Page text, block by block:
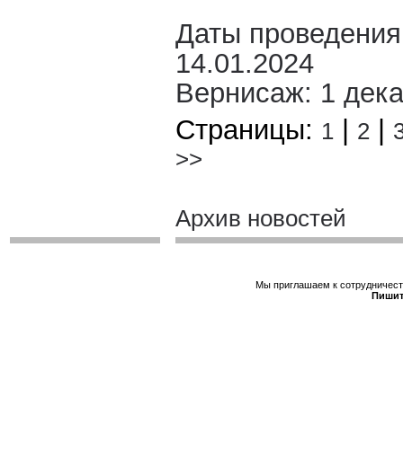
Даты
14.01.2024
Вернисаж: 1
Страницы: 1 2
>>
Архив новостей
Мы приглашаем к